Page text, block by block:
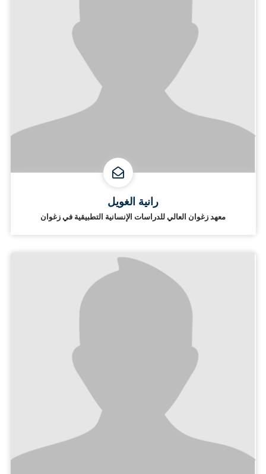
رانية الغويل
معهد زغوان العالي للدراسات الإنسانية التطبيقية في زغوان